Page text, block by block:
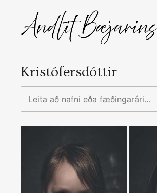
content
Kristófersdóttir
að